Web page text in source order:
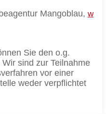
Mangoblau, w
Sie den o.g.
sind zur Teilnahme
vor einer
weder verpflichtet